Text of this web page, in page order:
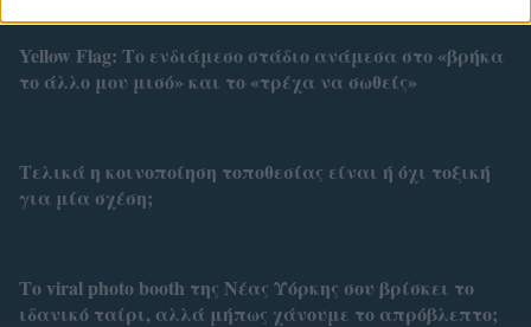
Yellow Flag: Το ενδιάμεσο στάδιο ανάμεσα στο «βρήκα
το άλλο μου μισό» και το «τρέχα να σωθείς»
Τελικά η κοινοποίηση τοποθεσίας είναι ή όχι τοξική
για μία σχέση;
Το viral photo booth της Νέας Υόρκης σου βρίσκει το
ιδανικό ταίρι, αλλά μήπως χάνουμε το απρόβλεπτο;